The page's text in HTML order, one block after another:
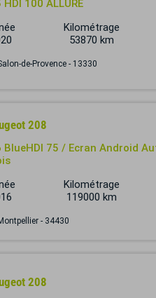
HDI 100 ALLURE
Kilométrage
53870 km
de-Provence - 13330
208
BlueHDI 75 / Ecran Android
Kilométrage
119000 km
- 34430
208